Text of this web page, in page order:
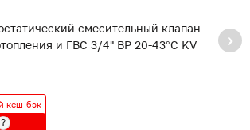
смесительный клапан
и ГВС 3/4" ВР 20-43°C KV
кеш-бэк
?